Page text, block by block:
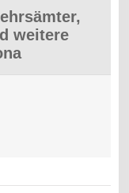
weitere